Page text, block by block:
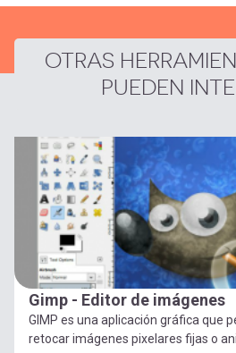
OTRAS
PUEDEN
Gimp - Editor de imágenes
GIMP es una aplicación gráfica que
retocar imágenes pixelares fijas o